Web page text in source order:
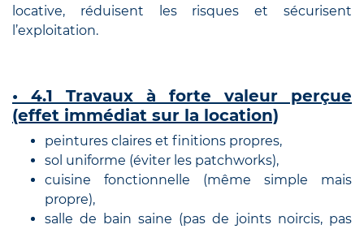
locative, réduisent les risques et sécurisent
l’exploitation.
• 4.1 Travaux à forte valeur perçue
(effet immédiat sur la location)
peintures claires et finitions propres,
sol uniforme (éviter les patchworks),
cuisine fonctionnelle (même simple mais
propre),
salle de bain saine (pas de joints noircis, pas